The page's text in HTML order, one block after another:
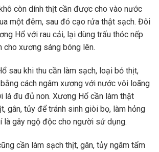
còn dính thịt cần được cho vào nước
một đêm, sau đó cạo rửa thật sạch. Đôi
Hổ với rau cải, lại dùng trấu thóc nếp
cho xương sáng bóng lên.
sau khi thu cần làm sạch, loại bỏ thịt,
cách ngâm xương với nước vôi loãng
lá đu đủ non. Xương Hổ cần làm thật
gân, tủy để tránh sinh giòi bọ, làm hỏng
là gây ngộ độc cho người sử dụng.
cần làm sạch thịt, gân, tủy ngâm tẩm